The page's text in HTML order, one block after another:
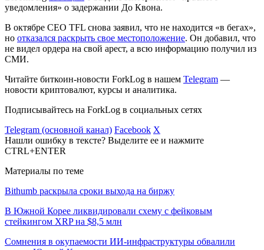
уведомления» о задержании До Квона.
В октябре CEO TFL снова заявил, что не находится «в бегах»,
но отказался раскрыть свое местоположение. Он добавил, что
не видел ордера на свой арест, а всю информацию получил из
СМИ.
Читайте биткоин-новости ForkLog в нашем Telegram —
новости криптовалют, курсы и аналитика.
Подписывайтесь на ForkLog в социальных сетях
Telegram (основной канал) Facebook X
Нашли ошибку в тексте? Выделите ее и нажмите
CTRL+ENTER
Материалы по теме
Bithumb раскрыла сроки выхода на биржу
В Южной Корее ликвидировали схему с фейковым
стейкингом XRP на $8,5 млн
Сомнения в окупаемости ИИ-инфраструктуры обвалили